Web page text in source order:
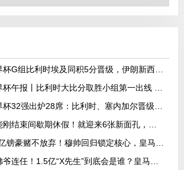
G组比利时埃及同积5分晋级，伊朗新西兰出局
午报丨比利时大比分取胜小组第一出线 埃及晋级淘汰赛
32强出炉28席：比利时、塞内加尔晋级，韩国、伊朗待定
结束间歇期休假！就迎来6张新面孔，都是韩鹏看好的强援
豪赌不放弃！穆帅回归锁定核心，皇马持续猛攻世界杯中场
连任！1.5亿“X先生”到底会是谁？皇马即将迎来队史最高身价球